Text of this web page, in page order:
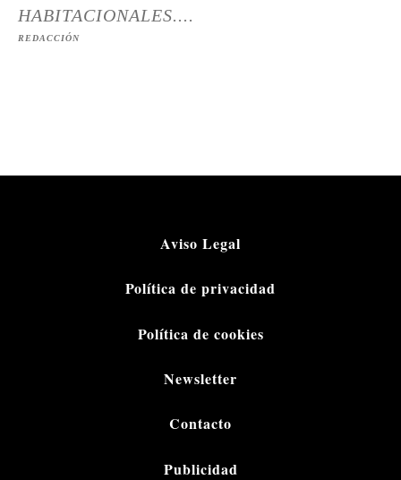
HABITACIONALES....
REDACCIÓN
Aviso Legal
Política de privacidad
Política de cookies
Newsletter
Contacto
Publicidad